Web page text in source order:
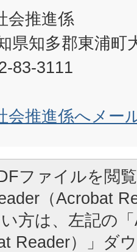
会推進係
県知多郡東浦町
83-3111
会推進係へメー
ファイルを閲
（Acrobat
方は、左記の
Reader）」ダ